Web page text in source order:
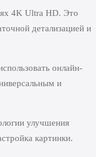
4K Ultra HD. Это
детализацией и
онлайн-
и
улучшения
картинки.